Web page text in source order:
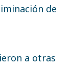
de
a otras